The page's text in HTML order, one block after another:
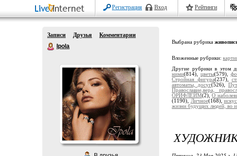
Регистрация Вход Рейтинги
Записи Друзья
Комментарии
Ipola
Выбрана рубрика
Вложенные рубрики:
Другие рубрики в этом
ними(814), цветы(579),
Стройная фигура(237),
автоматы, досуг(526),
Православие,вера,
ОРИФЛЕЙМ(2),О
(1190),
Личное(168),
жизни будущих людей, во
ХУДОЖНИК